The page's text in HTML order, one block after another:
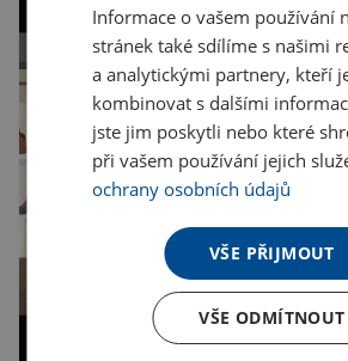
Informace o vašem používání
stránek také sdílíme s našimi
a analytickými partnery, kteří
kombinovat s dalšími
jste jim poskytli nebo které
při vašem používání jejich
ochrany osobních údajů
VŠE PŘIJMOUT
VŠE ODMÍTNOUT